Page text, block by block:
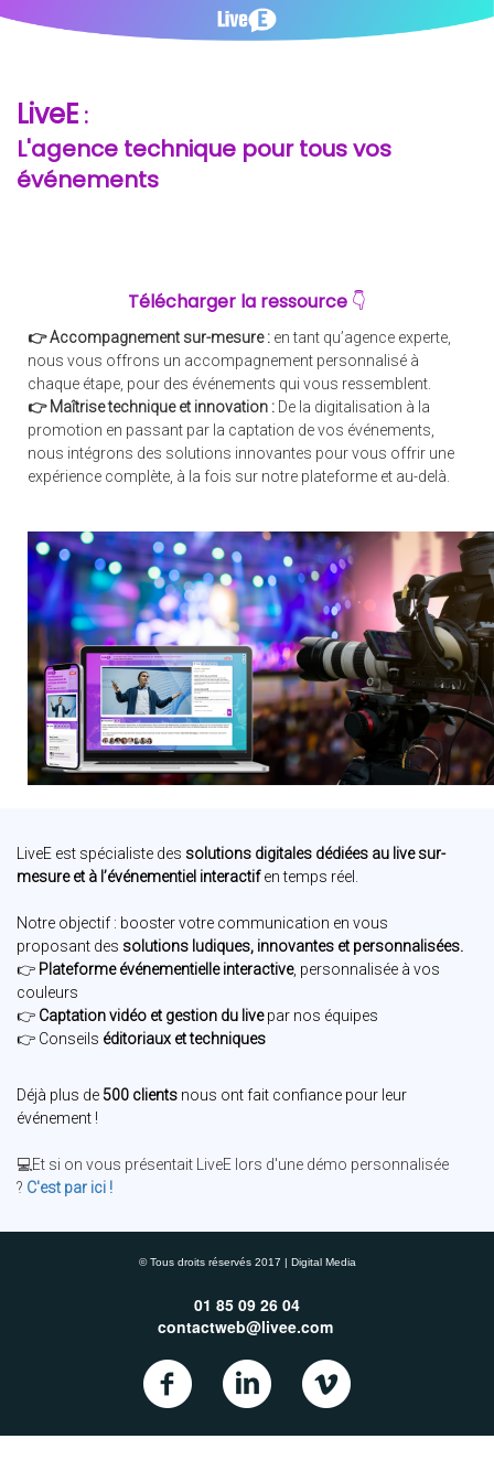
LiveE :
L'agence technique pour tous vos
événements
Télécharger la ressource 👇
👉 Accompagnement sur-mesure : en tant qu’agence experte,
nous vous offrons un accompagnement personnalisé à
chaque étape, pour des événements qui vous ressemblent.
👉 Maîtrise technique et innovation : De la digitalisation à la
promotion en passant par la captation de vos événements,
nous intégrons des solutions innovantes pour vous offrir une
expérience complète, à la fois sur notre plateforme et au-delà.
LiveE est spécialiste des solutions digitales dédiées au live sur-
mesure et à l’événementiel interactifen temps réel.
Notre objectif : booster votre communication en vous
proposant des solutions ludiques, innovantes et personnalisées.
👉 Plateforme événementielle interactive, personnalisée à vos
couleurs
👉 Captation vidéo et gestion du livepar nos équipes
👉 Conseils éditoriaux et techniques
Déjà plus de 500 clients nous ont fait confiance pour leur
événement !
💻Et si on vous présentait LiveE lors d'une démo personnalisée
? C'est par ici !
© Tous droits réservés 2017 | Digital Media
01 85 09 26 04
contactweb@livee.com